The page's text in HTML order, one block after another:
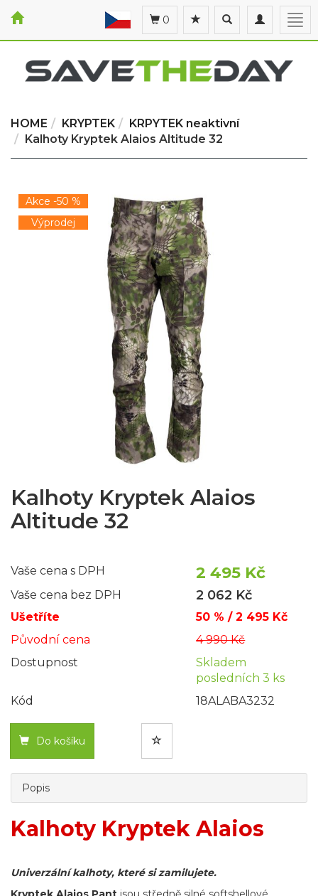
Toggle
navigation
Toggle
search
0
HOME KRYPTEK
KRPYTEK neaktivní
Kalhoty Kryptek Alaios Altitude 32
Akce -50 %
Výprodej
Kalhoty Kryptek Alaios
Altitude 32
Vaše cena s DPH 2 495 Kč
Vaše cena bez DPH 2 062 Kč
Ušetříte
50 % / 2 495 Kč
Původní cena
4 990 Kč
Dostupnost
Skladem
posledních 3 ks
Kód
18ALABA3232
Do košíku
Popis
Kalhoty Kryptek Alaios
Univerzální kalhoty, které si zamilujete.